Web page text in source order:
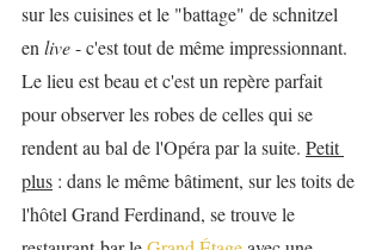
sur les cuisines et le "battage" de schnitzel
en live - c'est tout de même impressionnant.
Le lieu est beau et c'est un repère parfait
pour observer les robes de celles qui se
rendent au bal de l'Opéra par la suite. Petit
plus : dans le même bâtiment, sur les toits de
l'hôtel Grand Ferdinand, se trouve le